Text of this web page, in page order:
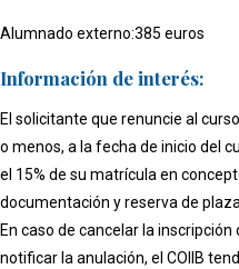
Alumnado externo:385 euros
Información de interés:
El solicitante que renuncie al
o menos, a la fecha de inicio del
el 15% de su matrícula en
documentación y reserva de
En caso de cancelar la
notificar la anulación, el COIIB